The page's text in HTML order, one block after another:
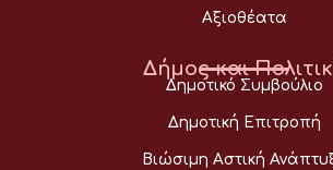
Αξιοθέατα
Δήμος και
Δημοτικό Συμβούλιο
Δημοτική Επιτροπή
Βιώσιμη Αστική